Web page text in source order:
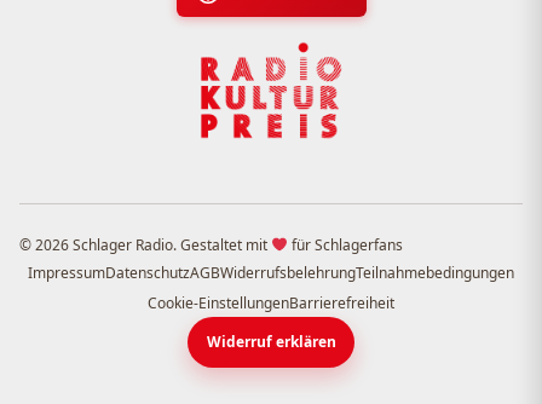
© 2026 Schlager Radio. Gestaltet mit
für Schlagerfans
ImpressumDatenschutzAGBWiderrufsbelehrungTeilnahmebedingungen
Cookie-EinstellungenBarrierefreiheit
Widerruf erklären